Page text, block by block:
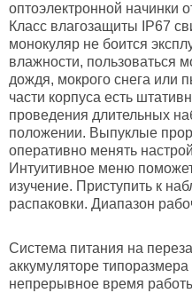
оптоэлектронной начинки
Класс влагозащиты IP67
монокуляр не боится
влажности, пользоваться
дождя, мокрого снега или
части корпуса есть
проведения длительных
положении. Выпуклые
оперативно менять
Интуитивное меню
изучение. Приступить к
распаковки. Диапазон
Система питания на
аккумуляторе
непрерывное время